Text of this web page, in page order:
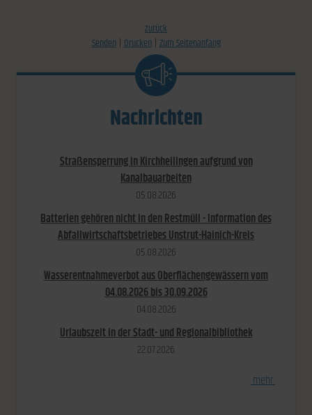
zurück
Senden Drucken Zum Seitenanfang
Nachrichten
Straßensperrung in Kirchheilingen aufgrund von
Kanalbauarbeiten
05.​08.​2026
Batterien gehören nicht in den Restmüll - Information des
Abfallwirtschaftsbetriebes Unstrut-Hainich-Kreis
05.​08.​2026
Wasserentnahmeverbot aus Oberflächengewässern vom
04.08.2026 bis 30.09.2026
04.​08.​2026
Urlaubszeit in der Stadt- und Regionalbibliothek
22.​07.​2026
mehr